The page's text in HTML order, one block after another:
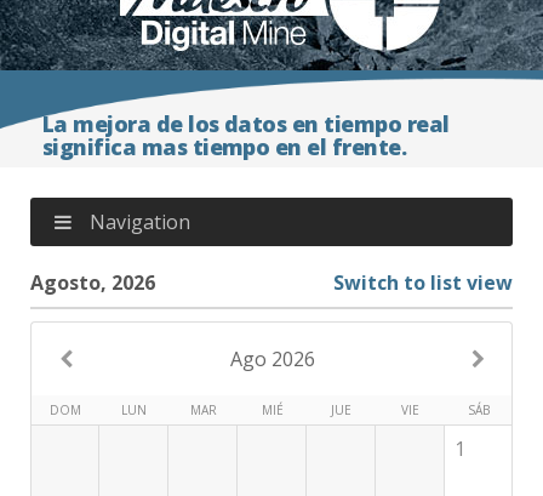
La mejora de los datos en tiempo real
significa mas tiempo en el frente.
Navigation
Agosto, 2026 Switch to list view
Ago 2026
DOM LUN MAR MIÉ JUE VIE SÁB
1